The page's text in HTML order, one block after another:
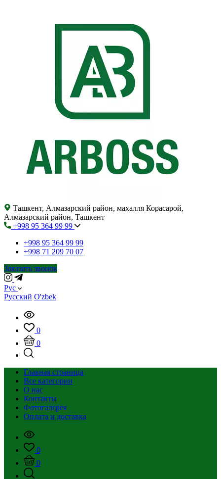
Ташкент, Алмазарский район, махалля Корасарой,
Алмазарский район, Ташкент
+998 95 364 99 99
+998 95 364 99 99
+998 71 209 70 07
Заказать звонок
Рус
Русский O'zbek
0
0
Главная страница
Все категории
О нас
Контакты
Фотогалерея
Оплата и доставка
0
0